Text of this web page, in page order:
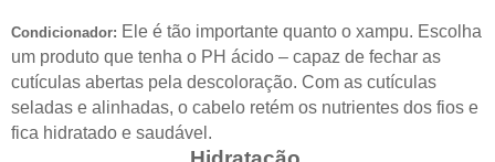
Condicionador: Ele é tão importante quanto o xampu. Escolha
um produto que tenha o PH ácido – capaz de fechar as
cutículas abertas pela descoloração. Com as cutículas
seladas e alinhadas, o cabelo retém os nutrientes dos fios e
fica hidratado e saudável.